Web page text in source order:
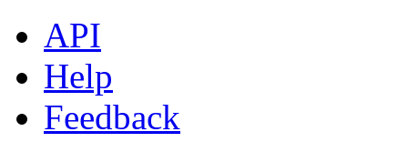
API
Help
Feedback